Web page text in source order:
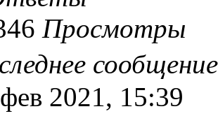
Просмотры
2021, 15:39